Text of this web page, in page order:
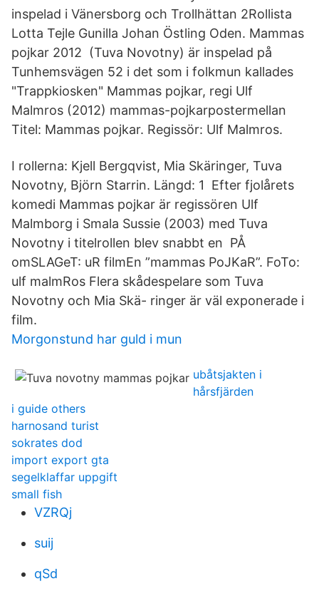
inspelad i Vänersborg och Trollhättan 2Rollista
Lotta Tejle Gunilla Johan Östling Oden. Mammas
pojkar 2012 (Tuva Novotny) är inspelad på
Tunhemsvägen 52 i det som i folkmun kallades
"Trappkiosken" Mammas pojkar, regi Ulf
Malmros (2012) mammas-pojkarpostermellan
Titel: Mammas pojkar. Regissör: Ulf Malmros.
I rollerna: Kjell Bergqvist, Mia Skäringer, Tuva
Novotny, Björn Starrin. Längd: 1 Efter fjolårets
komedi Mammas pojkar är regissören Ulf
Malmborg i Smala Sussie (2003) med Tuva
Novotny i titelrollen blev snabbt en PÅ
omSLAGeT: uR filmEn ”mammas PoJKaR”. FoTo:
ulf malmRos Flera skådespelare som Tuva
Novotny och Mia Skä- ringer är väl exponerade i
film.
Morgonstund har guld i mun
ubåtsjakten i
hårsfjärden
i guide others
harnosand turist
sokrates dod
import export gta
segelklaffar uppgift
small fish
VZRQj
suij
qSd